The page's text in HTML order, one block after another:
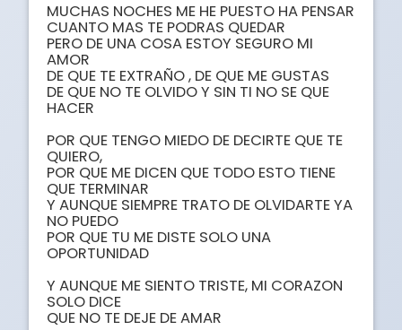
MUCHAS NOCHES ME HE PUESTO HA PENSAR
CUANTO MAS TE PODRAS QUEDAR
PERO DE UNA COSA ESTOY SEGURO MI
AMOR
DE QUE TE EXTRAÑO , DE QUE ME GUSTAS
DE QUE NO TE OLVIDO Y SIN TI NO SE QUE
HACER
POR QUE TENGO MIEDO DE DECIRTE QUE TE
QUIERO,
POR QUE ME DICEN QUE TODO ESTO TIENE
QUE TERMINAR
Y AUNQUE SIEMPRE TRATO DE OLVIDARTE YA
NO PUEDO
POR QUE TU ME DISTE SOLO UNA
OPORTUNIDAD
Y AUNQUE ME SIENTO TRISTE, MI CORAZON
SOLO DICE
QUE NO TE DEJE DE AMAR